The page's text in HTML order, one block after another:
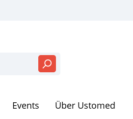
Events Über Ustomed